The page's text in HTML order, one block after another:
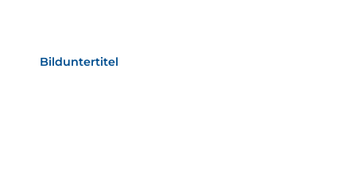
Bilduntertitel